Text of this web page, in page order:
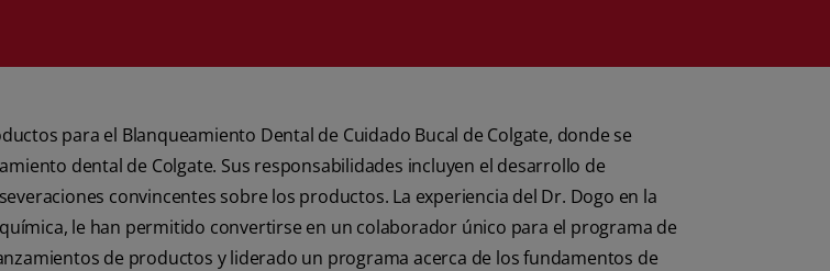
para el Blanqueamiento Dental de Cuidado Bucal de Colgate, donde se
dental de Colgate. Sus responsabilidades incluyen el desarrollo de
convincentes sobre los productos. La experiencia del Dr. Dogo en la
le han permitido convertirse en un colaborador único para el programa de
de productos y liderado un programa acerca de los fundamentos de